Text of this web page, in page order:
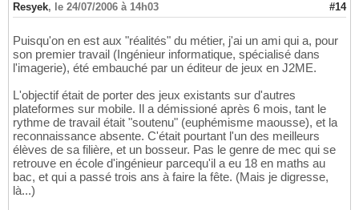
Resyek, le 24/07/2006 à 14h03 #14
Puisqu'on en est aux "réalités" du métier, j'ai un ami qui a, pour
son premier travail (Ingénieur informatique, spécialisé dans
l'imagerie), été embauché par un éditeur de jeux en J2ME.
L'objectif était de porter des jeux existants sur d'autres
plateformes sur mobile. Il a démissioné après 6 mois, tant le
rythme de travail était "soutenu" (euphémisme maousse), et la
reconnaissance absente. C'était pourtant l'un des meilleurs
élèves de sa filière, et un bosseur. Pas le genre de mec qui se
retrouve en école d'ingénieur parcequ'il a eu 18 en maths au
bac, et qui a passé trois ans à faire la fête. (Mais je digresse,
là...)